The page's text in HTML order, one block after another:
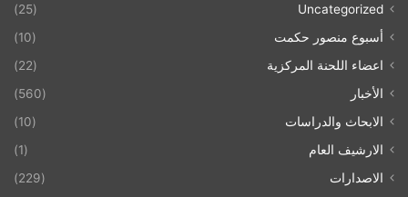
Uncategorized
(25)
أسبوع منصور حكمت
(10)
اعضاء اللحنة المركزية
(22)
الأخبار
(560)
الابحاث والدراسات
(10)
الارشيف العام
(1)
الاصدارات
(229)